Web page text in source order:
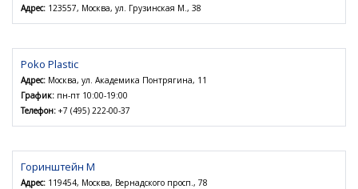
Адрес: 123557, Москва, ул. Грузинская М., 38
Poko Plastic
Адрес: Москва, ул. Академика Понтрягина, 11
График: пн-пт 10:00-19:00
Телефон: +7 (495) 222-00-37
Горинштейн М
Адрес: 119454, Москва, Вернадского просп., 78